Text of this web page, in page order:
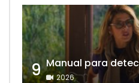
9 Manual para
2026